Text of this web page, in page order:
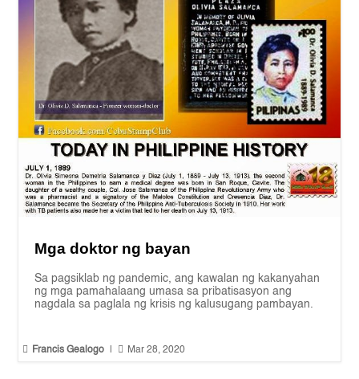
Mga doktor ng bayan
Sa pagsiklab ng pandemic, ang kawalan ng kakanyahan
ng mga pamahalaang umasa sa pribatisasyon ang
nagdala sa paglala ng krisis ng kalusugang pambayan.
 Francis Gealogo  Mar 28, 2020